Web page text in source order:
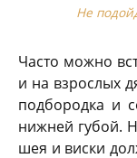
Не
Часто можно
и на взрослых
подбородка и
нижней губой.
шея и виски